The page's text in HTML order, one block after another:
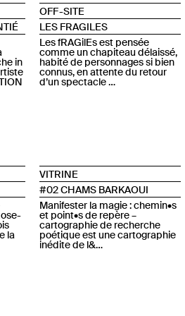
in
OFF-SITE
LES FRAGILES
Les fRAGilEs est pensée
comme un chapiteau délaissé,
habité de personnages si bien
connus, en attente du retour
d’un spectacle …
la
VITRINE
#02 CHAMS BARKAOUI
Manifester la magie : chemin•s
et point•s de repère –
cartographie de recherche
poétique est une cartographie
inédite de l&…